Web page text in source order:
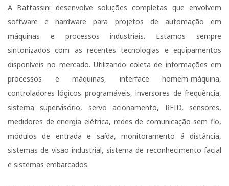
A Battassini desenvolve soluções completas que envolvem
software e hardware para projetos de automação em
máquinas e processos industriais. Estamos sempre
sintonizados com as recentes tecnologias e equipamentos
disponíveis no mercado. Utilizando coleta de informações em
processos e máquinas, interface homem-máquina,
controladores lógicos programáveis, inversores de frequência,
sistema supervisório, servo acionamento, RFID, sensores,
medidores de energia elétrica, redes de comunicação sem fio,
módulos de entrada e saída, monitoramento á distância,
sistemas de visão industrial, sistema de reconhecimento facial
e sistemas embarcados.